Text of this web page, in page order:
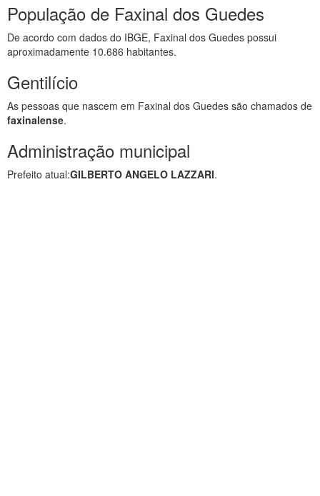
População de Faxinal dos Guedes
De acordo com dados do IBGE, Faxinal dos Guedes possui
aproximadamente 10.686 habitantes.
Gentilício
As pessoas que nascem em Faxinal dos Guedes são chamados de
faxinalense.
Administração municipal
Prefeito atual:GILBERTO ANGELO LAZZARI.